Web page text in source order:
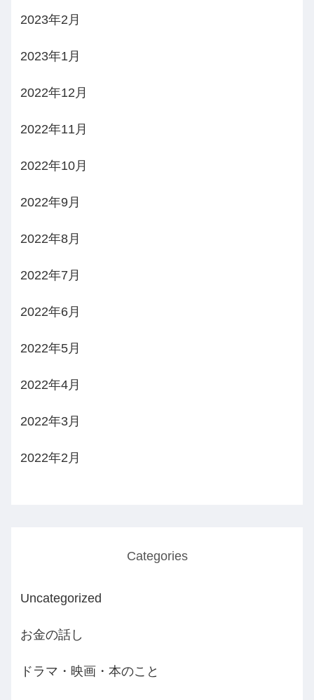
2023年2月
2023年1月
2022年12月
2022年11月
2022年10月
2022年9月
2022年8月
2022年7月
2022年6月
2022年5月
2022年4月
2022年3月
2022年2月
Categories
Uncategorized
お金の話し
ドラマ・映画・本のこと